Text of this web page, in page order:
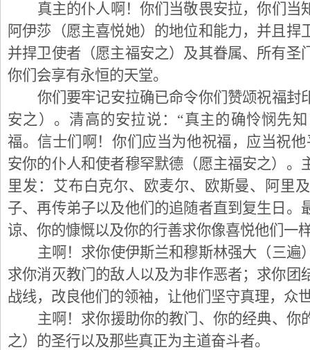
真主的仆人啊！你们当敬畏安拉，你们当
阿伊莎（愿主喜悦她）的地位和能力，并且捍
并捍卫使者（愿主福安之）及其眷属、所有圣
你们会享有永恒的天堂。
你们要牢记安拉确已命令你们赞颂祝福封
安之）。清高的安拉说：“真主的确怜悯先
福。信士们啊！你们应当为他祝福，应当祝
安你的仆人和使者穆罕默德（愿主福安之）。
里发：艾布白克尔、欧麦尔、欧斯曼、阿里
子、再传弟子以及他们的追随者直到复生日。
谅、你的慷慨以及你的行善求你像喜悦他们一
主啊！求你使伊斯兰和穆斯林强大（三遍
求你消灭教门的敌人以及为非作恶者；求你团
战线，改良他们的领袖，让他们坚守真理，众
主啊！求你援助你的教门、你的经典、你
之）的圣行以及那些真正为主道奋斗者。